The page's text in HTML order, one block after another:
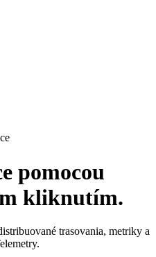
pomocou
kliknutím.
trasovania, metriky a